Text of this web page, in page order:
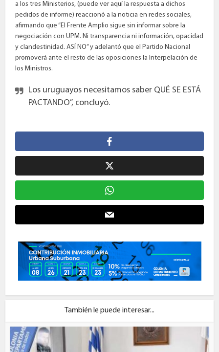
a los tres Ministerios, (puede ver aquí la respuesta a dichos
pedidos de informe) reaccionó a la noticia en redes sociales,
afirmando que “El Frente Amplio sigue sin informar sobre la
negociación con UPM. Ni transparencia ni información, opacidad
y clandestinidad. ASÍ NO” y adelantó que el Partido Nacional
promoverá ante el resto de las oposiciones la Interpelación de
los Ministros.
Los uruguayos necesitamos saber QUÉ SE ESTÁ
PACTANDO”, concluyó.
También le puede interesar...